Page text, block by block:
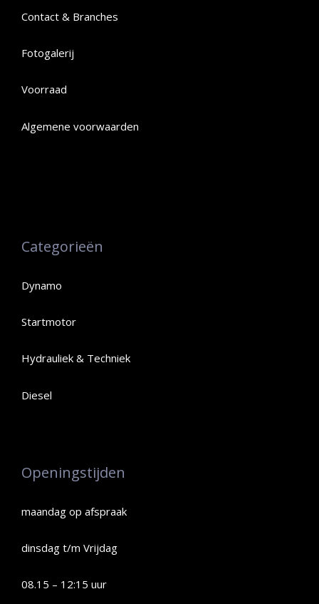
Contact & Branches
Fotogalerij
Voorraad
Algemene voorwaarden
Categorieën
Dynamo
Startmotor
Hydrauliek & Techniek
Diesel
Openingstijden
maandag op afspraak
dinsdag t/m Vrijdag
08.15 – 12:15 uur